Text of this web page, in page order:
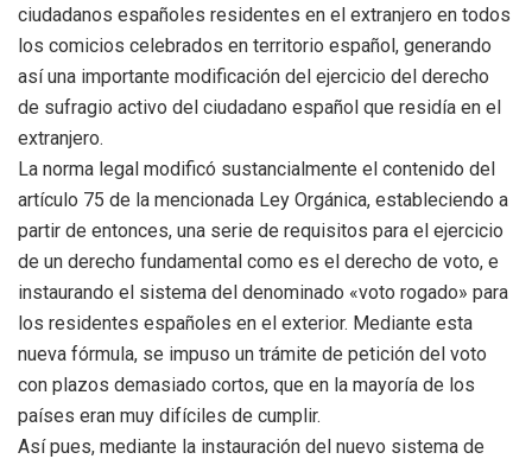
ciudadanos españoles residentes en el extranjero en todos
los comicios celebrados en territorio español, generando
así una importante modificación del ejercicio del derecho
de sufragio activo del ciudadano español que residía en el
extranjero.
La norma legal modificó sustancialmente el contenido del
artículo 75 de la mencionada Ley Orgánica, estableciendo a
partir de entonces, una serie de requisitos para el ejercicio
de un derecho fundamental como es el derecho de voto, e
instaurando el sistema del denominado «voto rogado» para
los residentes españoles en el exterior. Mediante esta
nueva fórmula, se impuso un trámite de petición del voto
con plazos demasiado cortos, que en la mayoría de los
países eran muy difíciles de cumplir.
Así pues, mediante la instauración del nuevo sistema de